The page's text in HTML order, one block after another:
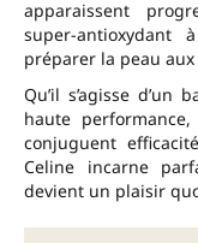
apparaissent
super-antioxydant
préparer la peau
Qu’il s’agisse d’un
haute
conjuguent
Celine incarne
devient un plaisir